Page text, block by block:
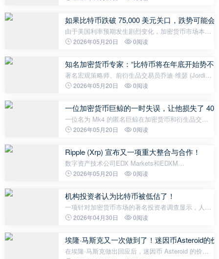
3670万美元。该基金会的储备金包
如果比特币跌破 75,000 美元关口，跌势可能
由于美国利率预期发生剧烈变化，加密货币市场本周
开局面临强劲的抛售压力。加密货币做市商
比特币跌破 75,000 美元，价格可能会
2026年05月20日 0阅读
知名加密货币专家：“比特币将在年底开始势不
著名宏观策略师、前衍生品交易员乔迪·维瑟 (Jordi
Visser) 在一次播客节目中发表了关于美国经济、人工
言论。维瑟认为，美联
2026年05月20日 0阅读
一位加密货币巨鲸的一时失误，让他损失了 40
一位名为 Mk4 的匿名巨鲸在加密货币和衍生品交易
平台 Hyperliquid 上进行交易时，由于黄金交易中的
者试图发起一个带有“仅减持”
2026年05月20日 0阅读
Ripple (Xrp) 宣布又一项重大整合与合作！
数字资产技术公司EDX Markets和EDXM
International宣布整合Ripple Prime，以扩展其面向机
易基础设施和集中式清算服务，此次合作
2026年05月20日 0阅读
机构投资者认为比特币被低估了！
一项针对加密货币市场的著名投资者调查显示，人们
对比特币当前价格水平的看法正变得越来越乐观。
2026年04月30日 0阅读
埃隆·马斯克又一次做到了！迷因币Asteroid的
在埃隆·马斯克做出回应后，迷因币 Asteroid 的价格